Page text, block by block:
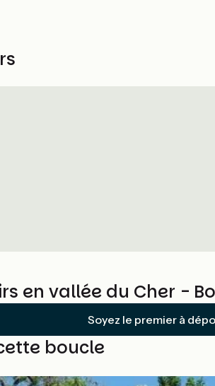
en vallée du Cher -
Soyez le premier à
boucle